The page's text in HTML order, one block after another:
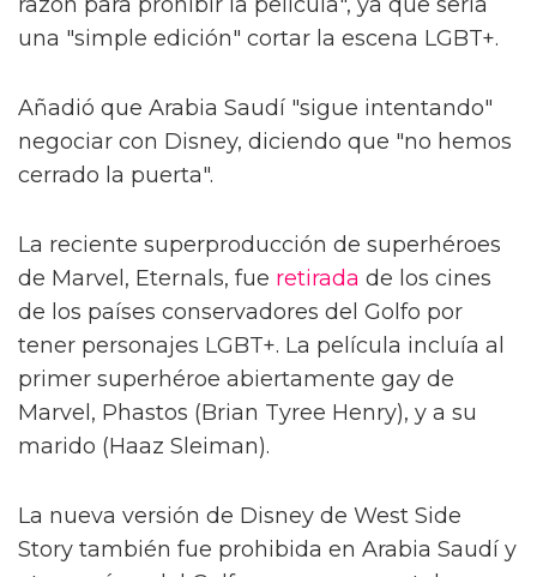
una "simple edición" cortar la escena LGBT+.
Añadió que Arabia Saudí "sigue intentando"
negociar con Disney, diciendo que "no hemos
cerrado la puerta".
La reciente superproducción de superhéroes
de Marvel, Eternals, fue retirada de los cines
de los países conservadores del Golfo por
tener personajes LGBT+. La película incluía al
primer superhéroe abiertamente gay de
Marvel, Phastos (Brian Tyree Henry), y a su
marido (Haaz Sleiman).
La nueva versión de Disney de West Side
Story también fue prohibida en Arabia Saudí y